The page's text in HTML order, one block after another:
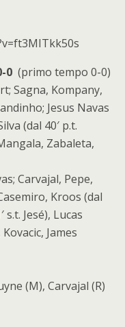
0 (primo tempo 0-0)
Sagna, Kompany,
Jesus Navas
(dal 40′ p.t.
Zabaleta,
Carvajal, Pepe,
Kroos (dal
s.t. Jesé), Lucas
James
(M), Carvajal (R)